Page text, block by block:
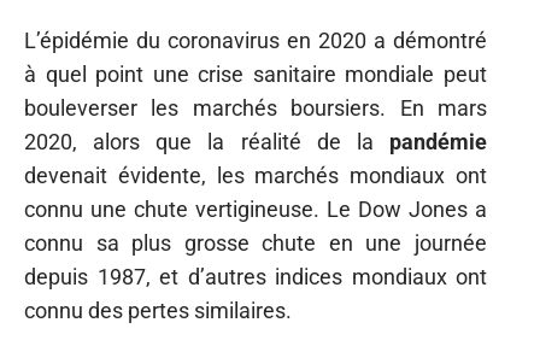
L’épidémie du coronavirus en 2020 a démontré
à quel point une crise sanitaire mondiale peut
bouleverser les marchés boursiers. En mars
2020, alors que la réalité de la pandémie
devenait évidente, les marchés mondiaux ont
connu une chute vertigineuse. Le Dow Jones a
connu sa plus grosse chute en une journée
depuis 1987, et d’autres indices mondiaux ont
connu des pertes similaires.